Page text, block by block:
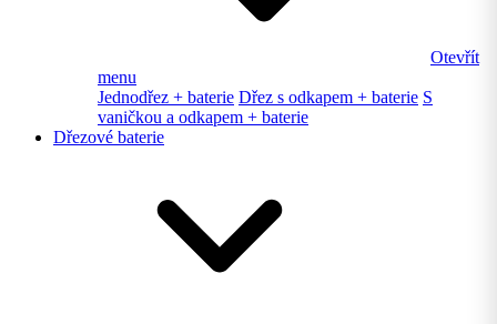
Otevřít
menu
Jednodřez + baterie Dřez s odkapem + baterie S
vaničkou a odkapem + baterie
Dřezové baterie